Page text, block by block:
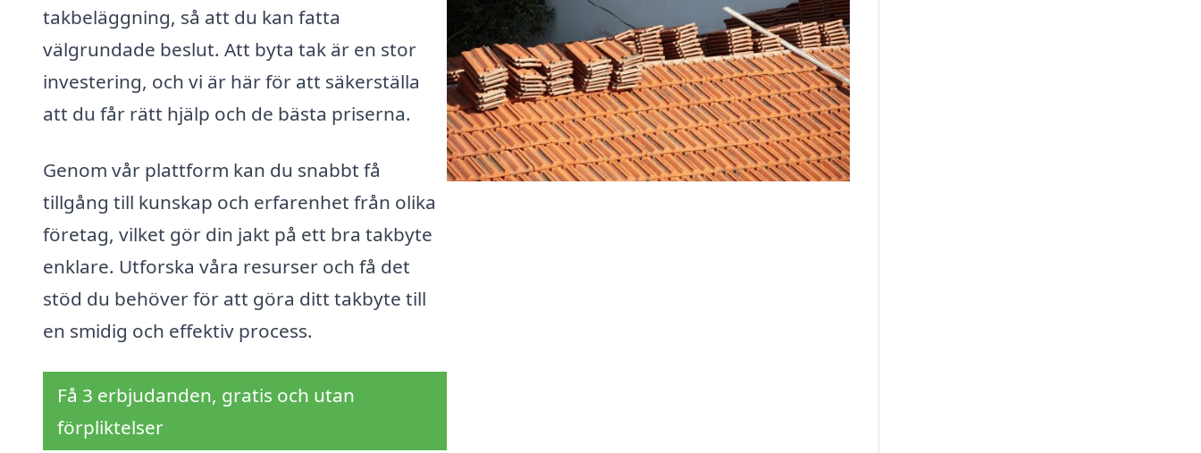
takbeläggning, så att du kan fatta
välgrundade beslut. Att byta tak är en stor
investering, och vi är här för att säkerställa
att du får rätt hjälp och de bästa priserna.
Genom vår plattform kan du snabbt få
tillgång till kunskap och erfarenhet från olika
företag, vilket gör din jakt på ett bra takbyte
enklare. Utforska våra resurser och få det
stöd du behöver för att göra ditt takbyte till
en smidig och effektiv process.
Få 3 erbjudanden, gratis och utan
förpliktelser